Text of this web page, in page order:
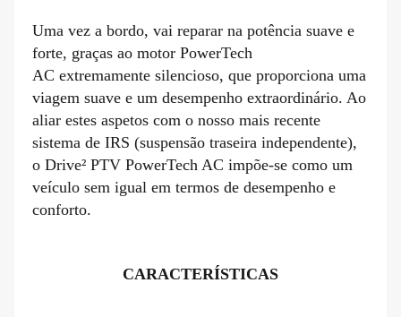
Uma vez a bordo, vai reparar na potência suave e
forte, graças ao motor PowerTech
AC extremamente silencioso, que proporciona uma
viagem suave e um desempenho extraordinário. Ao
aliar estes aspetos com o nosso mais recente
sistema de IRS (suspensão traseira independente),
o Drive² PTV PowerTech AC impõe-se como um
veículo sem igual em termos de desempenho e
conforto.
CARACTERÍSTICAS